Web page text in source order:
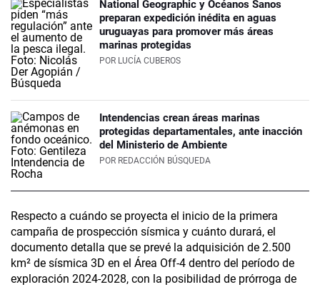
National Geographic y Océanos Sanos
preparan expedición inédita en aguas
uruguayas para promover más áreas
marinas protegidas
POR LUCÍA CUBEROS
Intendencias crean áreas marinas
protegidas departamentales, ante inacción
del Ministerio de Ambiente
POR REDACCIÓN BÚSQUEDA
Respecto a cuándo se proyecta el inicio de la primera
campaña de prospección sísmica y cuánto durará, el
documento detalla que se prevé la adquisición de 2.500
km² de sísmica 3D en el Área Off-4 dentro del período de
exploración 2024-2028, con la posibilidad de prórroga de